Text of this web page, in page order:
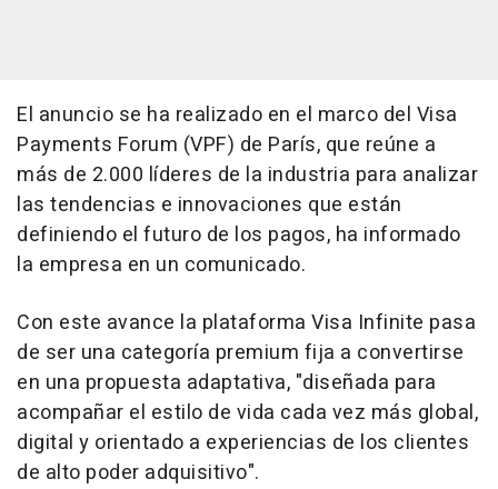
El anuncio se ha realizado en el marco del Visa
Payments Forum (VPF) de París, que reúne a
más de 2.000 líderes de la industria para analizar
las tendencias e innovaciones que están
definiendo el futuro de los pagos, ha informado
la empresa en un comunicado.
Con este avance la plataforma Visa Infinite pasa
de ser una categoría premium fija a convertirse
en una propuesta adaptativa, "diseñada para
acompañar el estilo de vida cada vez más global,
digital y orientado a experiencias de los clientes
de alto poder adquisitivo".